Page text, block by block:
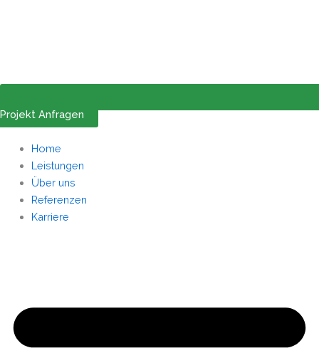
Projekt Anfragen
Home
Leistungen
Über uns
Referenzen
Karriere